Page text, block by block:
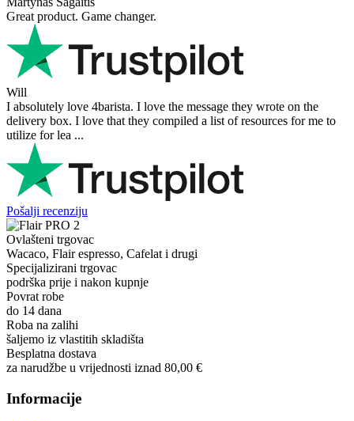
Great product. Game changer.
Will
I absolutely love 4barista. I love the message they wrote on the
delivery box. I love that they compiled a list of resources for me to
utilize for lea ...
Pošalji recenziju
Ovlašteni trgovac
Wacaco, Flair espresso, Cafelat i drugi
Specijalizirani trgovac
podrška prije i nakon kupnje
Povrat robe
do 14 dana
Roba na zalihi
šaljemo iz vlastitih skladišta
Besplatna dostava
za narudžbe u vrijednosti iznad 80,00 €
Informacije